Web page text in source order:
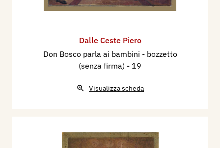
Maria Ausiliatrice; dell'Annunziata; di Cristo
santuario di Vespolate; nel santuario Madonna di
Lourdes di Alessandria; nel duomo e nel
santuario della Madonna del Suffragio ancora ad
delle suore francescane Angeline di via
eseguendo ritratti prevalentemente femminili e
Dalle Ceste Piero
Don Bosco parla ai bambini - bozzetto
(senza firma) - 19
Visualizza scheda